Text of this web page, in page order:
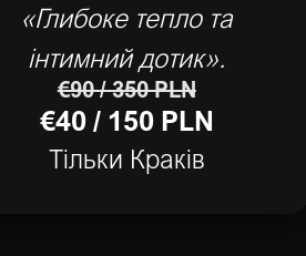
«Глибоке тепло та
інтимний дотик».
€90 / 350 PLN
€40 / 150 PLN
Тільки Краків